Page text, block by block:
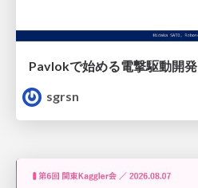
Pavlokで始める電撃駆動開発
sgrsn